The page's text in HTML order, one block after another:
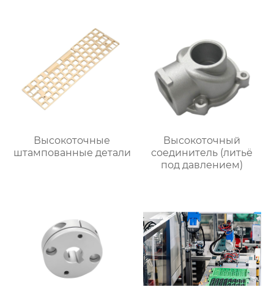
Высокоточные
штампованные детали
Высокоточный
соединитель (литьё
под давлением)